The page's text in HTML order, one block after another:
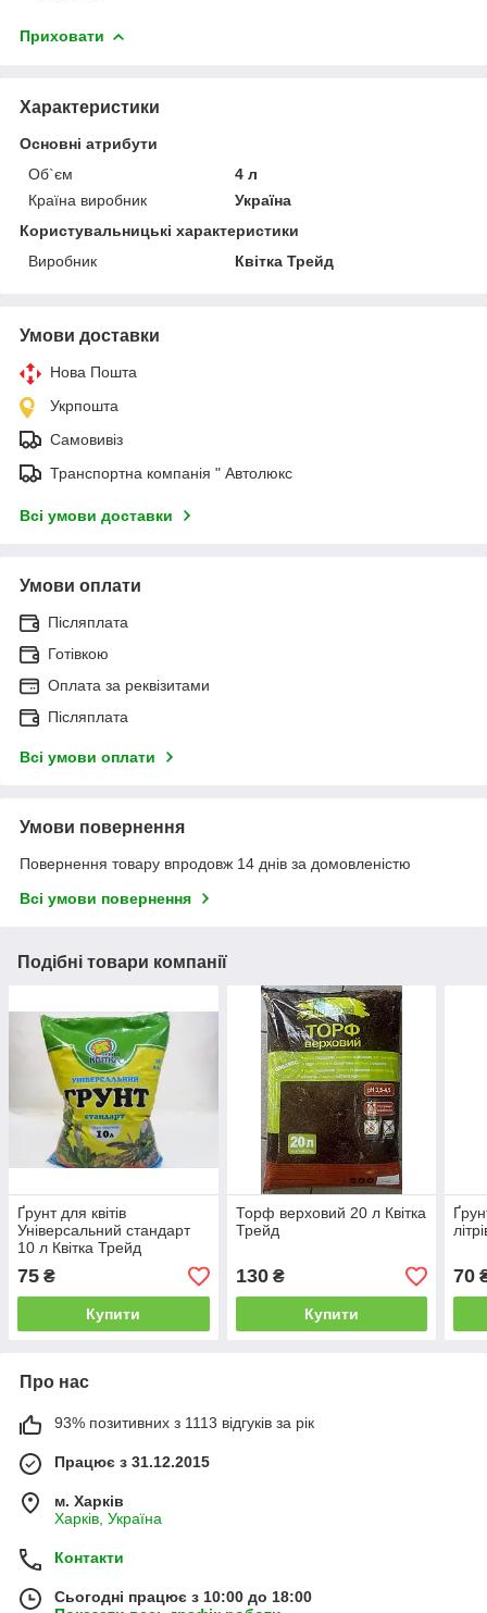
Приховати
Характеристики
Основні атрибути
Об`єм
4 л
Країна виробник
Україна
Користувальницькі характеристики
Виробник
Квітка Трейд
Умови доставки
Нова Пошта
Укрпошта
Самовивіз
Транспортна компанія " Автолюкс
Всі умови доставки
Умови оплати
Післяплата
Готівкою
Оплата за реквізитами
Післяплата
Всі умови оплати
Умови повернення
Повернення товару впродовж 14 днів за домовленістю
Всі умови повернення
Подібні товари компанії
Ґрунт для квітів
Універсальний стандарт
10 л Квітка Трейд
75 ₴
Купити
Торф верховий 20 л Квітка
Трейд
130₴
Купити
70
Про нас
93% позитивних з 1113 відгуків за рік
Працює з 31.12.2015
м. Харків
Харків, Україна
Контакти
Сьогодні працює з 10:00 до 18:00